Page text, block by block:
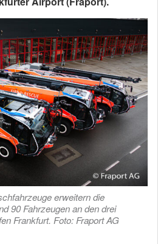
erweitern die
90 Fahrzeugen an den drei
Frankfurt. Foto: Fraport AG